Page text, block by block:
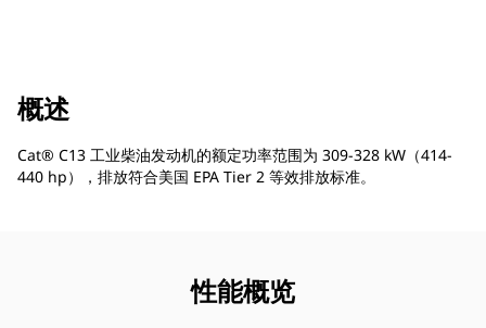
概述
Cat® C13 工业柴油发动机的额定功率范围为 309-328 kW（414-
440 hp），排放符合美国 EPA Tier 2 等效排放标准。
性能概览